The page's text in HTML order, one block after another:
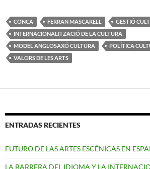
CONCA FERRAN MASCARELL
GESTIÓ
INTERNACIONALITZACIÓ DE LA CULTURA
MODEL ANGLOSAXÓ CULTURA
POLÍTICA
VALORS DE LES ARTS
ENTRADAS RECIENTES
FUTURO DE LAS ARTES ESCÉNICAS EN
LA BARRERA DEL IDIOMA Y LA